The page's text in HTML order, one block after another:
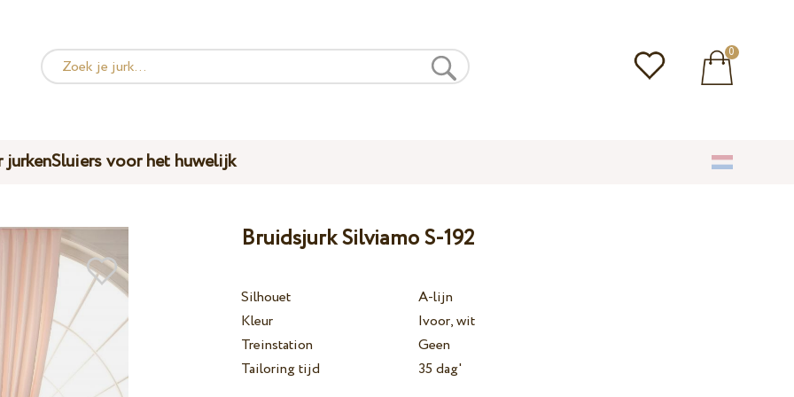
0
Sluiers voor het huwelijk
Bruidsjurk Silviamo S-192
Silhouet
A-lijn
Kleur
Ivoor, wit
Treinstation
Geen
Tailoring tijd
35 dag'